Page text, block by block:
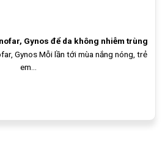
Gynos để da không nhiễm trùng
Gynos Mỗi lần tới mùa nắng nóng, trẻ
em...